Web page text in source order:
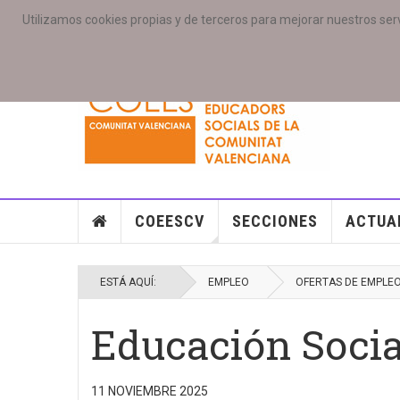
Utilizamos cookies propias y de terceros para mejorar nuestros
PORTADA ACCESO COLEGIAD@S GALERIAS
COEESCV SECCIONES
ESTÁ AQUÍ: EMPLEO OFERTAS DE EMPLEO
Educación
11 NOVIEMBRE 2025